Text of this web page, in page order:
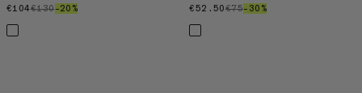
€104€104
€130€130
–20% €52.50€52.50
€75€75
–30%30%